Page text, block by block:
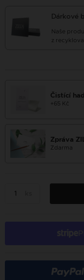
Dárkové
Naše
z
Čistící
+65 Kč
Zpráva
Zdarma